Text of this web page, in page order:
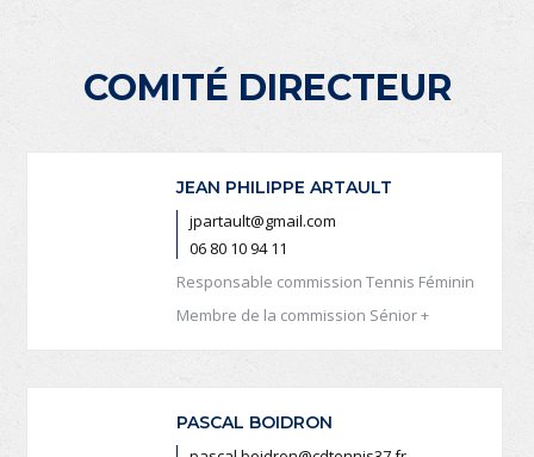
COMITÉ DIRECTEUR
JEAN PHILIPPE ARTAULT
jpartault@gmail.com
06 80 10 94 11
Responsable commission Tennis Féminin
Membre de la commission Sénior +
PASCAL BOIDRON